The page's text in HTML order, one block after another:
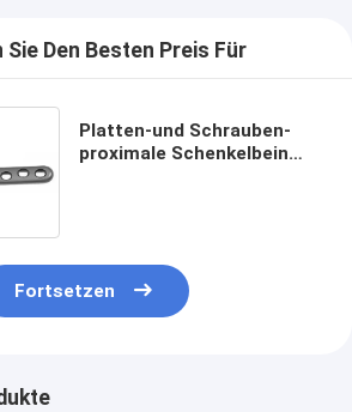
Sie Den Besten Preis Für
Platten-und Schrauben-
proximale Schenkelbein
Fortsetzen